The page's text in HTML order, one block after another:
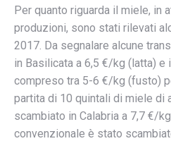
Per quanto riguarda il miele, in
produzioni, sono stati rilevati
2017. Da segnalare alcune
in Basilicata a 6,5 €/kg (latta) e
compreso tra 5-6 €/kg (fusto)
partita di 10 quintali di miele di
scambiato in Calabria a 7,7 €/
convenzionale è stato